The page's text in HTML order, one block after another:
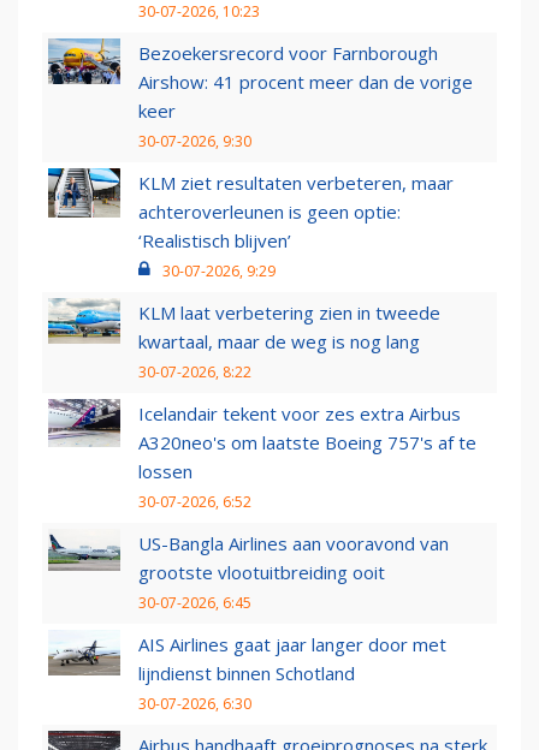
30-07-2026, 10:23
Bezoekersrecord voor Farnborough
Airshow: 41 procent meer dan de vorige
keer
30-07-2026, 9:30
KLM ziet resultaten verbeteren, maar
achteroverleunen is geen optie:
‘Realistisch blijven’
30-07-2026, 9:29
KLM laat verbetering zien in tweede
kwartaal, maar de weg is nog lang
30-07-2026, 8:22
Icelandair tekent voor zes extra Airbus
A320neo's om laatste Boeing 757's af te
lossen
30-07-2026, 6:52
US-Bangla Airlines aan vooravond van
grootste vlootuitbreiding ooit
30-07-2026, 6:45
AIS Airlines gaat jaar langer door met
lijndienst binnen Schotland
30-07-2026, 6:30